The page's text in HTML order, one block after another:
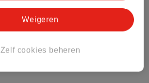
Zelf cookies beheren
Weigeren